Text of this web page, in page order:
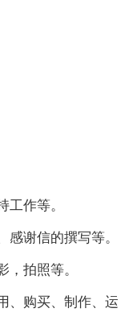
作等。
谢信的撰写等。
拍照等。
购买、制作、运